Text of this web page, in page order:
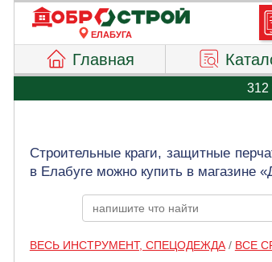
ЕЛАБУГА
Главная
312
Строительные краги, защитные
в Елабуге можно купить в магазине
ВЕСЬ ИНСТРУМЕНТ, СПЕЦОДЕЖДА/ ВСЕ